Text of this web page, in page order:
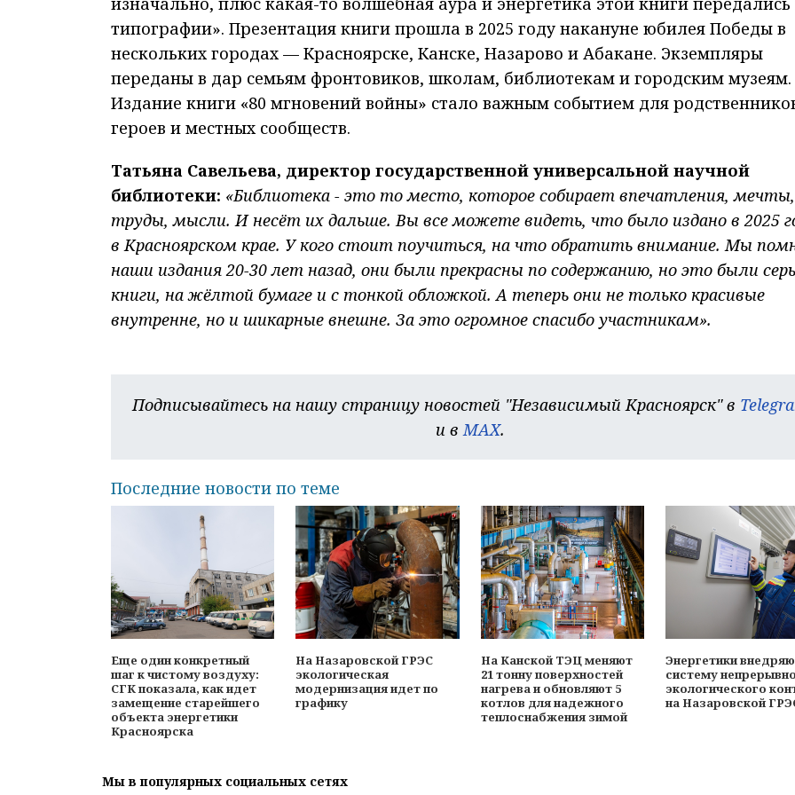
типографии». Презентация книги прошла в 2025 году накануне юбилея Победы в
нескольких городах — Красноярске, Канске, Назарово и Абакане. Экземпляры
переданы в дар семьям фронтовиков, школам, библиотекам и городским музеям.
Издание книги «80 мгновений войны» стало важным событием для
героев и местных сообществ.
Татьяна Савельева, директор государственной универсальной научной
библиотеки: «Библиотека - это то место, которое собирает впечатления, мечты,
труды, мысли. И несёт их дальше. Вы все можете видеть, что было издано в 2025
в Красноярском крае. У кого стоит поучиться, на что обратить внимание. Мы
наши издания 20-30 лет назад, они были прекрасны по содержанию, но это были
книги, на жёлтой бумаге и с тонкой обложкой. А теперь они не только красивые
внутренне, но и шикарные внешне. За это огромное спасибо участникам».
Подписывайтесь на нашу страницу новостей "Независимый Красноярск" в
и в MAX.
Последние новости по теме
Еще один конкретный
шаг к чистому воздуху:
СГК показала, как идет
замещение старейшего
объекта энергетики
Красноярска
На Назаровской ГРЭС
экологическая
модернизация идет по
графику
На Канской ТЭЦ меняют
21 тонну поверхностей
нагрева и обновляют 5
котлов для надежного
теплоснабжения зимой
Энергетики
систему
экологического
на Назаровской
Мы в популярных социальных сетях